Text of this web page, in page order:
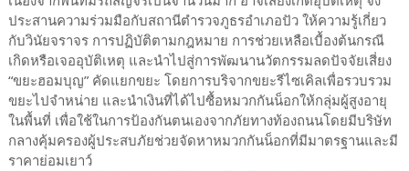
ประสานความร่วมมือกับสถานีตำรวจภูธรอำเภอปัว ให้ความรู้เกี่ยว
กับวินัยจราจร การปฏิบัติตามกฎหมาย การช่วยเหลือเบื้องต้นกรณี
เกิดหรือเจออุบัติเหตุ และนำไปสู่การพัฒนานวัตกรรมลดปัจจัยเสี่ยง
“ขยะฮอมบุญ” คัดแยกขยะ โดยการบริจากขยะรีไซเคิลเพื่อรวบรวม
ขยะไปจำหน่าย และนำเงินที่ได้ไปซื้อหมวกกันน็อกให้กลุ่มผู้สูงอายุ
ในพื้นที่ เพื่อใช้ในการป้องกันตนเองจากภัยทางท้องถนนโดยมีบริษัท
กลางคุ้มครองผู้ประสบภัยช่วยจัดหาหมวกกันน็อกที่มีมาตรฐานและมี
ราคาย่อมเยาว์